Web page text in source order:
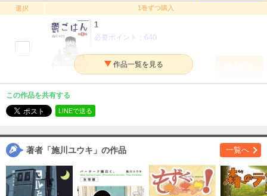
選択 1巻ずつ購入
1
必要ポイント： 640
必要ポイント：
購入する
必要ポイント： 640
この作品を共有する
LINEで送る
著者「施川ユウキ」の作品 一覧へ